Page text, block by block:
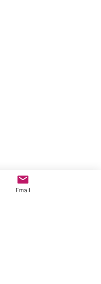
Email